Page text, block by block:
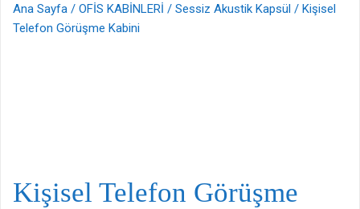
Ana Sayfa / OFİS KABİNLERİ / Sessiz Akustik Kapsül / Kişisel
Telefon Görüşme Kabini
Kişisel Telefon Görüşme